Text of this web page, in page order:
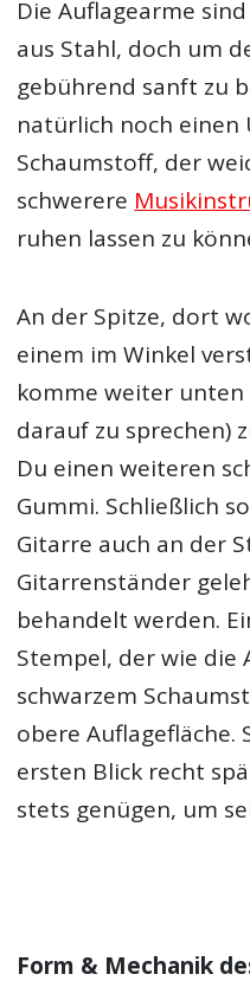
Die Auflagearme
aus Stahl, doch um
gebührend sanft zu
natürlich noch einen
Schaumstoff, der
schwerere
ruhen lassen zu
An der Spitze, dort
einem im Winkel
komme weiter
darauf zu sprechen)
Du einen weiteren
Gummi. Schließlich
Gitarre auch an der
Gitarrenständer
behandelt werden.
Stempel, der wie die
schwarzem
obere Auflagefläche.
ersten Blick recht
stets genügen, um
Form & Mechanik